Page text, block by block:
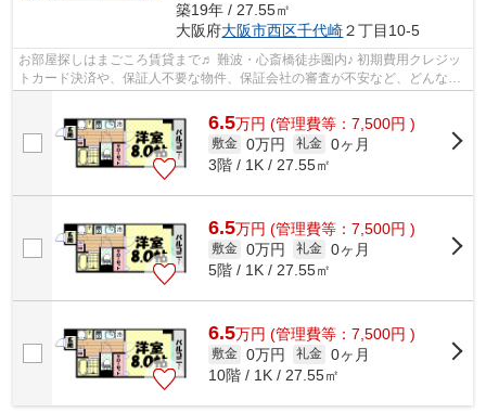
築19年 / 27.55㎡
大阪府大阪市西区千代崎２丁目10-5
お部屋探しはまごころ賃貸まで♬ 難波・心斎橋徒歩圏内♪ 初期費用クレジッ
トカード決済や、保証人不要な物件、保証会社の審査が不安など、どんな事
6.5万円 (管理費等：7,500円 )
敷金 0万円 礼金 0ヶ月
3階 / 1K / 27.55㎡
6.5万円 (管理費等：7,500円 )
敷金 0万円 礼金 0ヶ月
5階 / 1K / 27.55㎡
6.5万円 (管理費等：7,500円 )
敷金 0万円 礼金 0ヶ月
10階 / 1K / 27.55㎡